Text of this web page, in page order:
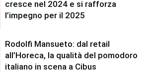
cresce nel 2024 e si rafforza
l’impegno per il 2025
Rodolfi Mansueto: dal retail
all’Horeca, la qualità del pomodoro
italiano in scena a Cibus